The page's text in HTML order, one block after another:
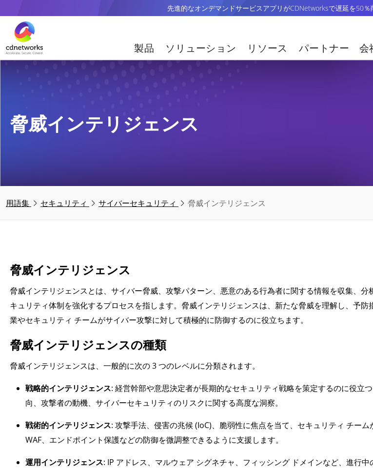
先進的なオンデマンドサービスアプリがCDNetworksで遅延を50％
製品 ソリューション リソース パートナー 会
脅威インテリジェンス
用語集 セキュリティ サイバーセキュリティ 脅威インテリジェンス
脅威インテリジェンス
脅威インテリジェンスとは、サイバー脅威、攻撃パターン、悪意のある行為者に関する情報を収集、分
キュリティ体制を強化するプロセスを指します。脅威インテリジェンスは、新たな脅威を理解し、予防
業やセキュリティ チームがサイバー攻撃に対して積極的に防御するのに役立ちます。
脅威インテリジェンスの種類
脅威インテリジェンスは、一般的に次の 3 つのレベルに分類されます。
戦略的インテリジェンス: 経営幹部や意思決定者が長期的なセキュリティ戦略を策定するのに役立
向、攻撃者の動機、サイバーセキュリティのリスクに関する高度な洞察。
戦術的インテリジェンス: 攻撃手法、侵害の兆候 (IoC)、脆弱性に焦点を当て、セキュリティ チーム
WAF、エンドポイント保護などの防御を微調整できるように支援します。
運用インテリジェンス: IP アドレス、マルウェア シグネチャ、フィッシング ドメインなど、進行